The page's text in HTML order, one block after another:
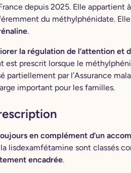
depuis 2025. Elle appartient
du méthylphénidate. Elle
.
la régulation de l’attention et
est prescrit lorsque le
partiellement par l’Assurance
important pour les familles.
en complément d’un
lisdexamfétamine sont classés
encadrée.